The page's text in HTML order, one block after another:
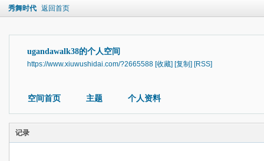
秀舞时代 返回首页
ugandawalk38的个人空间
https://www.xiuwushidai.com/?2665588 [收藏] [复制] [RSS]
空间首页 主题 个人资料
记录